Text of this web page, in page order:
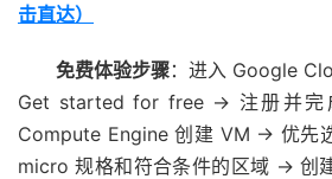
击直达）
免费体验步骤：进入 Google
Get started for free → 注册并
Compute Engine 创建 VM → 优先
micro 规格和符合条件的区域 → 创